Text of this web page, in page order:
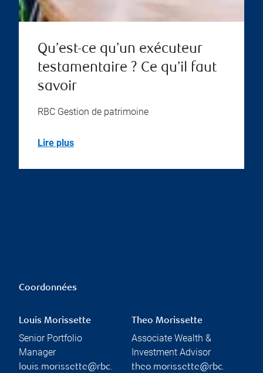
Qu’est-ce qu’un exécuteur
testamentaire ? Ce qu’il faut
savoir
RBC Gestion de patrimoine
Lire plus
Coordonnées
Louis Morissette
Senior Portfolio
Manager
louis.morissette@rbc.
Theo Morissette
Associate Wealth &
Investment Advisor
theo.morissette@rbc.